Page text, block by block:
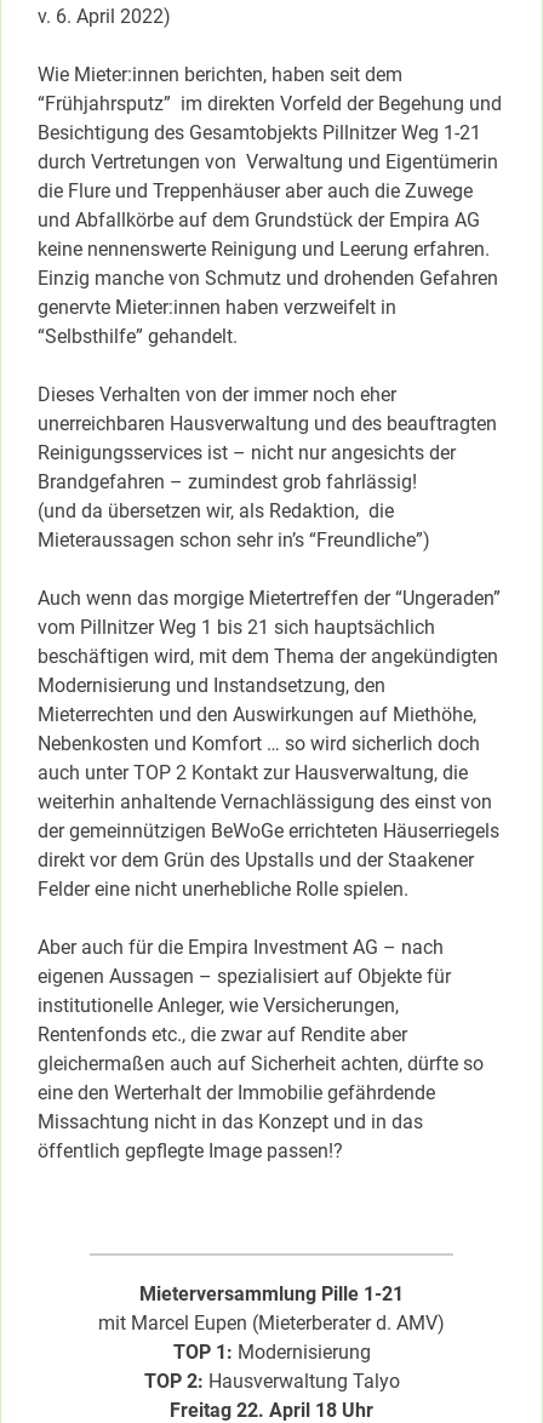
v. 6. April 2022)
Wie Mieter:innen berichten, haben seit dem
“Frühjahrsputz” im direkten Vorfeld der Begehung und
Besichtigung des Gesamtobjekts Pillnitzer Weg 1-21
durch Vertretungen von Verwaltung und Eigentümerin
die Flure und Treppenhäuser aber auch die Zuwege
und Abfallkörbe auf dem Grundstück der Empira AG
keine nennenswerte Reinigung und Leerung erfahren.
Einzig manche von Schmutz und drohenden Gefahren
genervte Mieter:innen haben verzweifelt in
“Selbsthilfe” gehandelt.
Dieses Verhalten von der immer noch eher
unerreichbaren Hausverwaltung und des beauftragten
Reinigungsservices ist – nicht nur angesichts der
Brandgefahren – zumindest grob fahrlässig!
(und da übersetzen wir, als Redaktion, die
Mieteraussagen schon sehr in’s “Freundliche”)
Auch wenn das morgige Mietertreffen der “Ungeraden”
vom Pillnitzer Weg 1 bis 21 sich hauptsächlich
beschäftigen wird, mit dem Thema der angekündigten
Modernisierung und Instandsetzung, den
Mieterrechten und den Auswirkungen auf Miethöhe,
Nebenkosten und Komfort … so wird sicherlich doch
auch unter TOP 2 Kontakt zur Hausverwaltung, die
weiterhin anhaltende Vernachlässigung des einst von
der gemeinnützigen BeWoGe errichteten Häuserriegels
direkt vor dem Grün des Upstalls und der Staakener
Felder eine nicht unerhebliche Rolle spielen.
Aber auch für die Empira Investment AG – nach
eigenen Aussagen – spezialisiert auf Objekte für
institutionelle Anleger, wie Versicherungen,
Rentenfonds etc., die zwar auf Rendite aber
gleichermaßen auch auf Sicherheit achten, dürfte so
eine den Werterhalt der Immobilie gefährdende
Missachtung nicht in das Konzept und in das
öffentlich gepflegte Image passen!?
Mieterversammlung Pille 1-21
mit Marcel Eupen (Mieterberater d. AMV)
TOP 1: Modernisierung
TOP 2: Hausverwaltung Talyo
Freitag 22. April 18 Uhr